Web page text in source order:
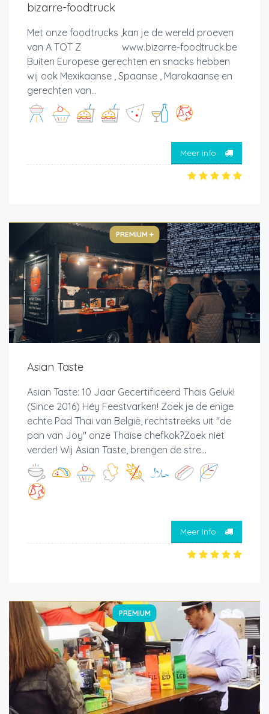
bizarre-foodtruck
Met onze foodtrucks ,kan je de wereld proeven
van A TOT Z www.bizarre-foodtruck.be
Buiten Europese gerechten en snacks hebben
wij ook Mexikaanse , Spaanse , Marokaanse en
gerechten van...
Meer info
PREMIUM +
Asian Taste
Asian Taste: 10 Jaar Gecertificeerd Thais Geluk!
(Since 2016) Héy Feestvarken! Zoek je de enige
echte Pad Thai van België, rechtstreeks uit "de
pan van Joy" onze Thaise chefkok?Zoek niet
verder! Wij Asian Taste, brengen de stre...
Meer info
PREMIUM